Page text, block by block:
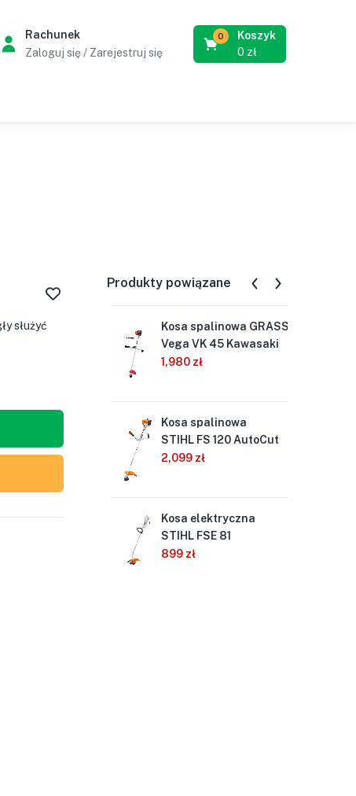
Rachunek
Zaloguj się / Zarejestruj się
Koszyk
0
0 zł
służyć
Produkty powiązane
Kosa spalinowa GRASS
Vega VK 45 Kawasaki
1,980 zł
Kosa spalinowa
STIHL FS 120 AutoCut
2,099 zł
Kosa elektryczna
STIHL FSE 81
899 zł